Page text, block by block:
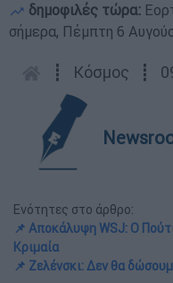
δημοφιλές τώρα:
σήμερα, Πέμπτη 6
┋ Κόσμος ┋
Ενότητες στο άρθρο:
📌 Αποκάλυψη WSJ: Ο
Κριμαία
📌 Ζελένσκι: Δεν θα